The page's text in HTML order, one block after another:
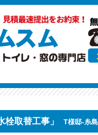
取替工事」 T様邸-糸